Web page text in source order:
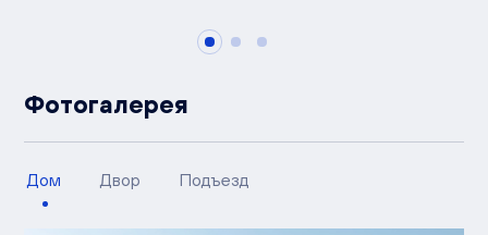
Фотогалерея
Дом Двор Подъезд